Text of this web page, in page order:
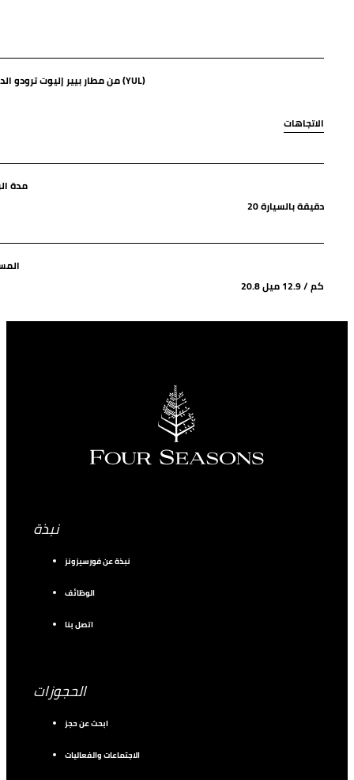
من مطار بيير إليوت ترودو الدولي (YUL)
الاتجاهات
مدة
20 دقيقة بالسيارة
20.8 كم / 12.9 ميل
نبذة
نبذة عن فورسيزونز
الوظائف
اتصل بنا
الحجوزات
ابحث عن حجز
الاجتماعات والفعاليات